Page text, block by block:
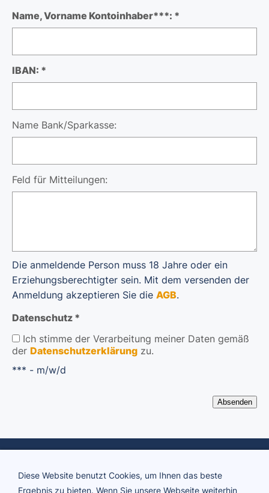
Name, Vorname Kontoinhaber***: *
IBAN: *
Name Bank/Sparkasse:
Feld für Mitteilungen:
Die anmeldende Person muss 18 Jahre oder ein
Erziehungsberechtigter sein. Mit dem versenden der
Anmeldung akzeptieren Sie die AGB.
Datenschutz *
Ich stimme der Verarbeitung meiner Daten gemäß
der Datenschutzerklärung zu.
*** - m/w/d
Diese Website benutzt Cookies, um Ihnen das beste
Ergebnis zu bieten. Wenn Sie unsere Webseite weiterhin